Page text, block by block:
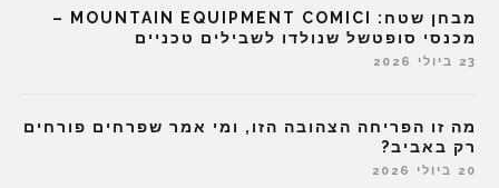
מבחן שטח: MOUNTAIN EQUIPMENT COMICI –
מכנסי סופטשל שנולדו לשבילים טכניים
23 ביולי 2026
מה זו הפריחה הצהובה הזו, ומי אמר שפרחים פורחים
רק באביב?
20 ביולי 2026